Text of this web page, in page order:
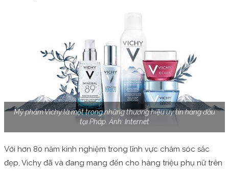
Mỹ phẩm Vichy là một trong những thương hiệu uy tín hàng đầu
tại Pháp. Ảnh: Internet
Với hơn 80 năm kinh nghiệm trong lĩnh vực chăm sóc sắc
đẹp, Vichy đã và đang mang đến cho hàng triệu phụ nữ trên